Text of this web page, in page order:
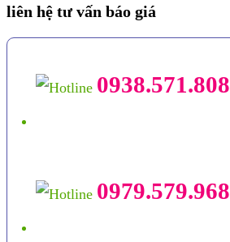
liên hệ tư vấn báo giá
0938.571.808
0979.579.968